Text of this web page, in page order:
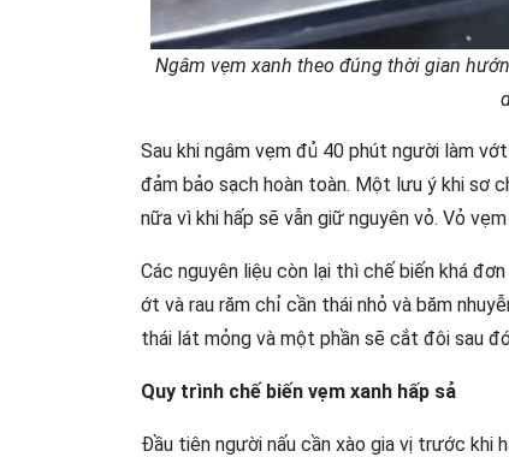
Ngâm vẹm xanh theo đúng thời gian
Sau khi ngâm vẹm đủ 40 phút người làm
đảm bảo sạch hoàn toàn. Một lưu ý khi sơ
nữa vì khi hấp sẽ vẫn giữ nguyên vỏ. Vỏ
Các nguyên liệu còn lại thì chế biến khá
ớt và rau răm chỉ cần thái nhỏ và băm
thái lát mỏng và một phần sẽ cắt đôi sau
Quy trình chế biến vẹm xanh hấp sả
Đầu tiên người nấu cần xào gia vị trước khi